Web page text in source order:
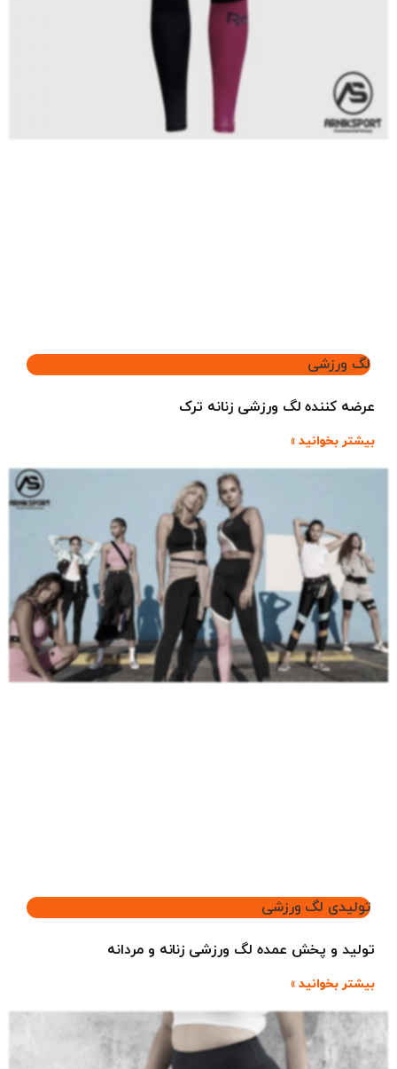
لگ ورزشی
عرضه کننده لگ ورزشی زنانه ترک
بیشتر بخوانید »
تولیدی لگ ورزشی
تولید و پخش عمده لگ ورزشی زنانه و مردانه
بیشتر بخوانید »